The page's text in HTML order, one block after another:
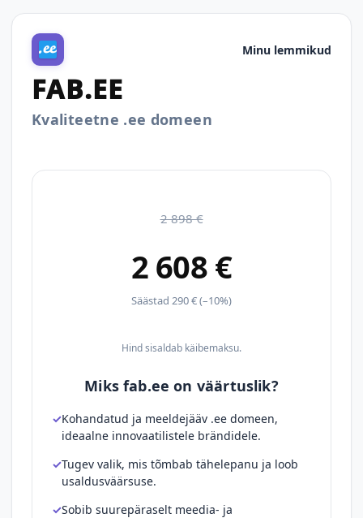
Minu lemmikud
FAB.EE
Kvaliteetne .ee domeen
2 898 €
2 608 €
Säästad 290 € (–10%)
Hind sisaldab käibemaksu.
Miks fab.ee on väärtuslik?
Kohandatud ja meeldejääv .ee domeen,
ideaalne innovaatilistele brändidele.
Tugev valik, mis tõmbab tähelepanu ja loob
usaldusväärsuse.
Sobib suurepäraselt meedia- ja